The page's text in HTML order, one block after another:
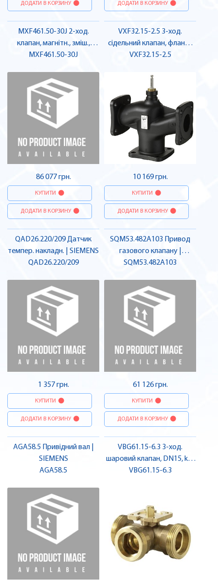
ДОДАТИ В КОРЗИНУ ДОДАТИ В КОРЗИНУ
MXF461.50-30J 2-ход.
клапан, магнітн., зміш.,
фланець, PN16, DN50, kvs
4...20 мА | SIEMENS
MXF461.50-30J
86 077 грн.
КУПИТИ
ДОДАТИ В КОРЗИНУ
VXF32.15-2.5 3-ход.
сідельний клапан, фланц.,
PN10, DN15, kvs 2.5 |
VXF32.15-2.5
10 169 грн.
КУПИТИ
ДОДАТИ В КОРЗИНУ
QAD26.220/209 Датчик
темпер. накладн. | SIEMENS
QAD26.220/209
1 357 грн.
КУПИТИ
ДОДАТИ В КОРЗИНУ
SQM53.482A103 Привод
газового клапану |
SIEMENS
SQM53.482A103
61 126 грн.
КУПИТИ
ДОДАТИ В КОРЗИНУ
AGA58.5 Привідний вал |
SIEMENS
AGA58.5
VBG61.15-6.3 3-ход.
шаровий клапан, DN15, kvs
6,3 | SIEMENS
VBG61.15-6.3